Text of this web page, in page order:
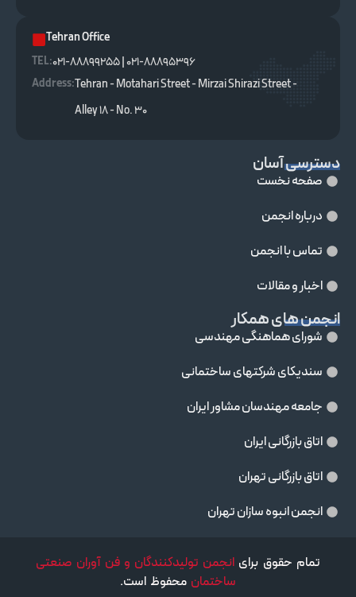
Tehran Office
TEL :
021-88895396 | 021-88899255
Address:Tehran - Motahari Street - Mirzai Shirazi Street -
Alley 18 - No. 30
دسترسی آسان
صفحه نخست
درباره انجمن
تماس با انجمن
اخبار و مقالات
انجمن های همکار
شورای هماهنگی مهندسی
سندیکای شرکتهای ساختمانی
جامعه مهندسان مشاور ايران
اتاق بازرگانی ایران
اتاق بازرگانی تهران
انجمن انبوه سازان تهران
تمام حقوق برای انجمن تولیدکنندگان و فن آوران صنعتی
ساختمان محفوظ است.